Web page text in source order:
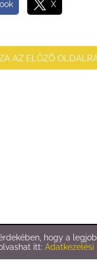
X
AZ ELŐZŐ
Oldal információkl
hogy a
itt: Adatkezelési